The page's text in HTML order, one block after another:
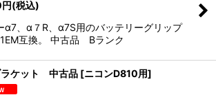
円(税込)
α7、α７R、α7S用のバッテリーグリップ
互換。 中古品 Bランク
ラケット 中古品 [ニコンD810用]